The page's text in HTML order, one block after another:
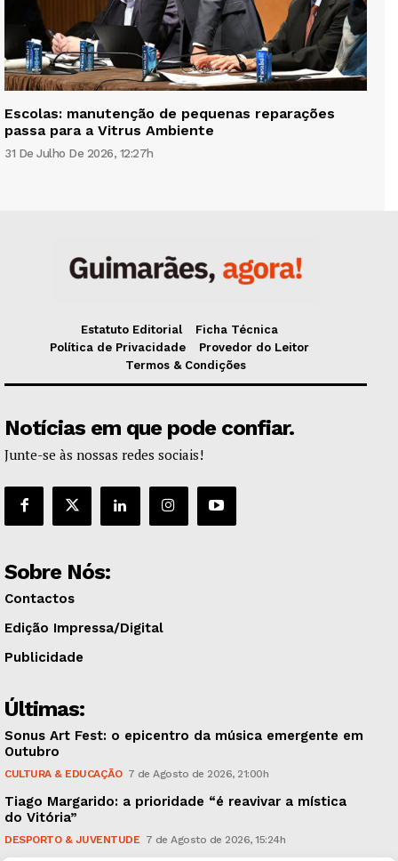
Escolas: manutenção de pequenas reparações
passa para a Vitrus Ambiente
31 De Julho De 2026, 12:27h
Estatuto Editorial
Ficha Técnica
Política de Privacidade
Provedor do Leitor
Termos & Condições
Notícias em que pode confiar.
Junte-se às nossas redes sociais!
Sobre Nós:
Contactos
Edição Impressa/Digital
Publicidade
Últimas:
Sonus Art Fest: o epicentro da música emergente em
Outubro
CULTURA & EDUCAÇÃO 7 de Agosto de 2026, 21:00h
Tiago Margarido: a prioridade “é reavivar a mística
do Vitória”
DESPORTO & JUVENTUDE 7 de Agosto de 2026, 15:24h